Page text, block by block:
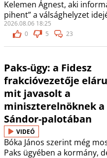
Kelemen Ágnest, aki
pihent” a válsághelyzet
2026.08.06 18:25
0
5 23
Paks-ügy: a Fidesz
frakcióvezetője
mit javasolt a
miniszterelnöknek a
Sándor-palotában
VIDEÓ
Bóka János szerint még
Paks ügyében a kormány,